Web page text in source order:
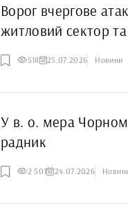
Ворог вчергове
житловий сектор
518 25.07.2026 Новини
У в. о. мера
радник
2 501 24.07.2026